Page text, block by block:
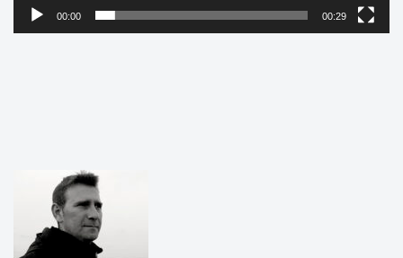
00:00 00:29